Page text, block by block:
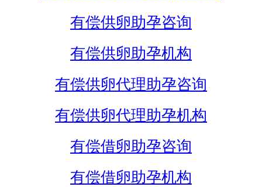
有偿供卵助孕咨询
有偿供卵助孕机构
有偿供卵代理助孕咨询
有偿供卵代理助孕机构
有偿借卵助孕咨询
有偿借卵助孕机构